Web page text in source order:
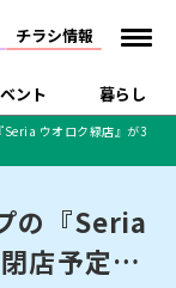
チラシ情報
ント 暮らし
越
店
地レポート
り・伝統行事
宅メーカー・工務
ンタビュー
ッグストア・ホーム
ター
Seria ウオロク緑店』が3
の『Seria
店予定…